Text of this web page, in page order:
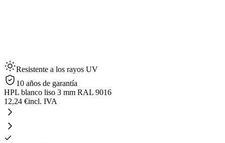
Resistente a los rayos UV
10 años de garantía
HPL blanco liso 3 mm RAL 9016
12,24 €incl. IVA